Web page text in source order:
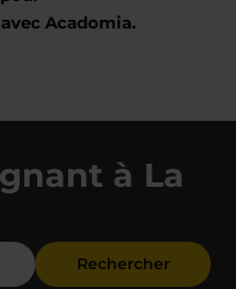
avec Acadomia.
à La
Rechercher